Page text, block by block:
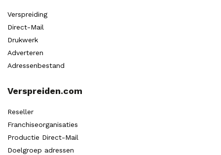
Verspreiding
Direct-Mail
Drukwerk
Adverteren
Adressenbestand
Verspreiden.com
Reseller
Franchiseorganisaties
Productie Direct-Mail
Doelgroep adressen